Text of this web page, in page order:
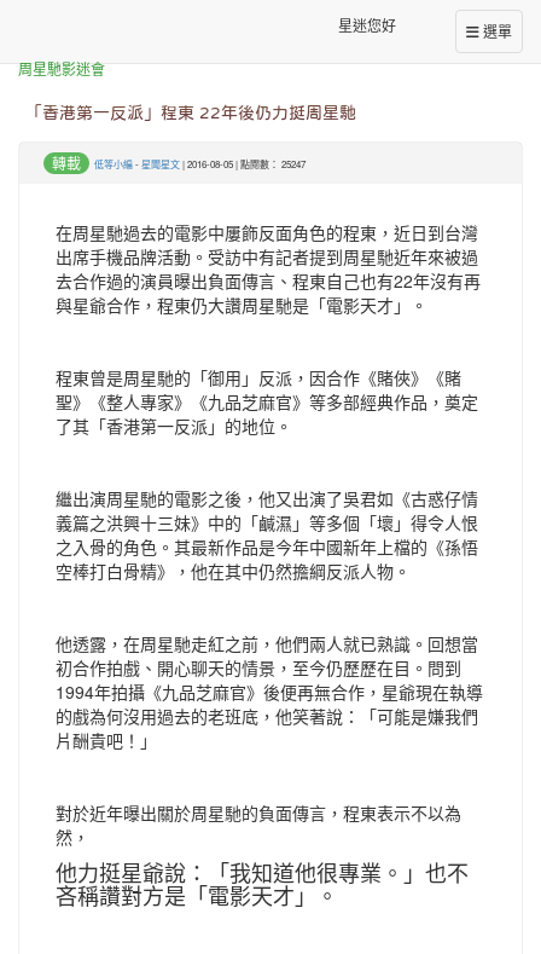
選單
星迷您好
周星馳影迷會
「香港第一反派」程東 22年後仍力挺周星馳
轉載 低等小編-星聞星文| 2016-08-05 | 點閱數： 25247
在周星馳過去的電影中屢飾反面角色的程東，近日到台灣
出席手機品牌活動。受訪中有記者提到周星馳近年來被過
去合作過的演員曝出負面傳言、程東自己也有22年沒有再
與星爺合作，程東仍大讚周星馳是「電影天才」。
程東曾是周星馳的「御用」反派，因合作《賭俠》《賭
聖》《整人專家》《九品芝麻官》等多部經典作品，奠定
了其「香港第一反派」的地位。
繼出演周星馳的電影之後，他又出演了吳君如《古惑仔情
義篇之洪興十三妹》中的「鹹濕」等多個「壞」得令人恨
之入骨的角色。其最新作品是今年中國新年上檔的《孫悟
空棒打白骨精》，他在其中仍然擔綱反派人物。
他透露，在周星馳走紅之前，他們兩人就已熟識。回想當
初合作拍戲、開心聊天的情景，至今仍歷歷在目。問到
1994年拍攝《九品芝麻官》後便再無合作，星爺現在執導
的戲為何沒用過去的老班底，他笑著說：「可能是嫌我們
片酬貴吧！」
對於近年曝出關於周星馳的負面傳言，程東表示不以為
然，
他力挺星爺說：「我知道他很專業。」也不
吝稱讚對方是「電影天才」。